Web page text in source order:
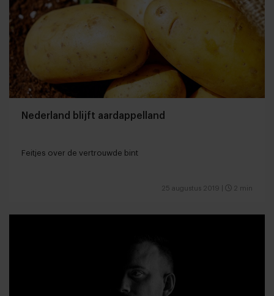
Nederland blijft aardappelland
Feitjes over de vertrouwde bint
25 augustus 2019 2 min